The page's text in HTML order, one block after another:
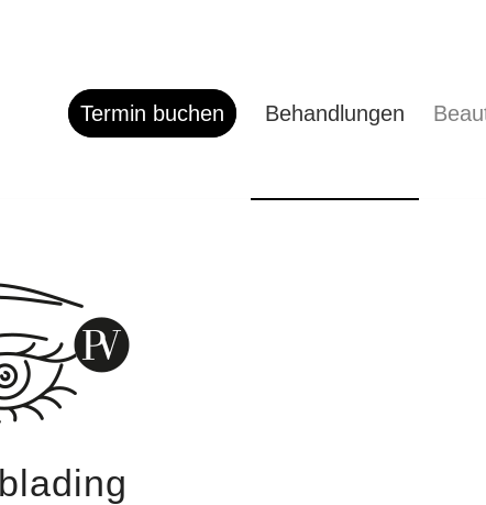
Termin buchen Behandlungen